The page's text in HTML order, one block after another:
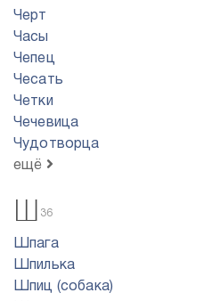
Черт
Часы
Чепец
Чесать
Четки
Чечевица
Чудотворца
ещё
Ш 36
Шпага
Шпилька
Шпиц (собака)